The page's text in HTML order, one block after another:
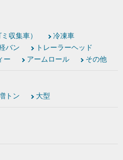
収集車）
冷凍車
バン
トレーラーヘッド
ー アームロール その他
トン 大型